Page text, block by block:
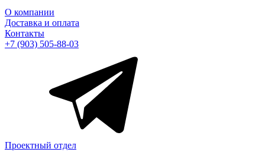
О компании
Доставка и оплата
Контакты
+7 (903) 505-88-03
Проектный отдел